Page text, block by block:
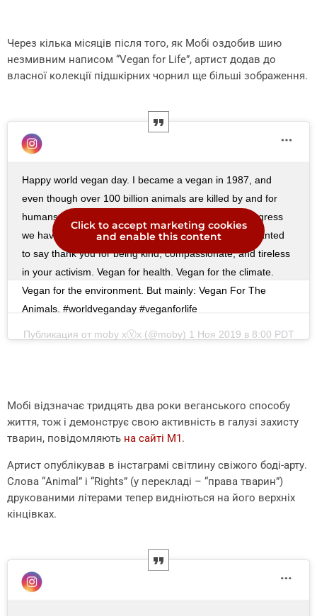
Через кілька місяців після того, як Мобі оздобив шию
незмивним написом “Vegan for Life”, артист додав до
власної колекції підшкірних чорнил ще більші зображення.
Happy world vegan day. I became a vegan in 1987, and
even though over 100 billion animals are killed by and for
humans every year I’m still amazed at how much progress
we have made. We have so much work to do, but I wanted
to say thank you for being kind, compassionate, and tireless
in your activism. Vegan for health. Vegan for the climate.
Vegan for the environment. But mainly: Vegan For The
Animals. #worldveganday #veganforlife
Публикация от moby xⓋx (@moby) 1 Ноя 2019 в 8:00 PDT
Click to accept marketing cookies
and enable this content
Мобі відзначає тридцять два роки веганського способу
життя, тож і демонструє свою активність в галузі захисту
тварин, повідомляють на сайті М1.
Артист опублікував в інстаграмі світлину свіжого боді-арту.
Слова “Animal” і “Rights” (у перекладі – “права тварин”)
друкованими літерами тепер видніються на його верхніх
кінцівках.